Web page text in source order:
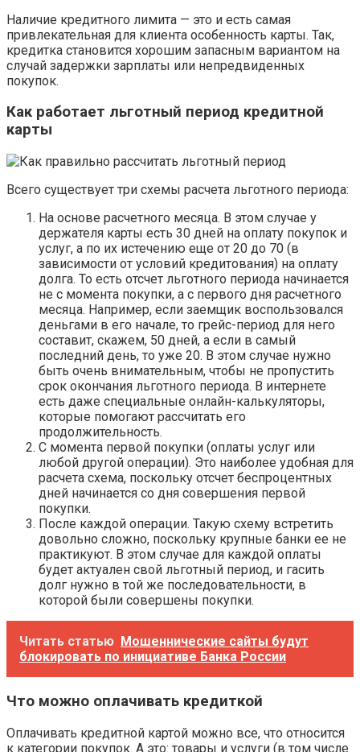
Наличие кредитного лимита — это и есть самая
привлекательная для клиента особенность карты. Так,
кредитка становится хорошим запасным вариантом на
случай задержки зарплаты или непредвиденных
покупок.
Как работает льготный период кредитной
карты
Всего существует три схемы расчета льготного периода:
На основе расчетного месяца. В этом случае у
держателя карты есть 30 дней на оплату покупок и
услуг, а по их истечению еще от 20 до 70 (в
зависимости от условий кредитования) на оплату
долга. То есть отсчет льготного периода начинается
не с момента покупки, а с первого дня расчетного
месяца. Например, если заемщик воспользовался
деньгами в его начале, то грейс-период для него
составит, скажем, 50 дней, а если в самый
последний день, то уже 20. В этом случае нужно
быть очень внимательным, чтобы не пропустить
срок окончания льготного периода. В интернете
есть даже специальные онлайн-калькуляторы,
которые помогают рассчитать его
продолжительность.
С момента первой покупки (оплаты услуг или
любой другой операции). Это наиболее удобная для
расчета схема, поскольку отсчет беспроцентных
дней начинается со дня совершения первой
покупки.
После каждой операции. Такую схему встретить
довольно сложно, поскольку крупные банки ее не
практикуют. В этом случае для каждой оплаты
будет актуален свой льготный период, и гасить
долг нужно в той же последовательности, в
которой были совершены покупки.
Читать статью Мошеннические сайты будут
блокировать по инициативе Банка России
Что можно оплачивать кредиткой
Оплачивать кредитной картой можно все, что относится
к категории покупок. А это: товары и услуги (в том числе